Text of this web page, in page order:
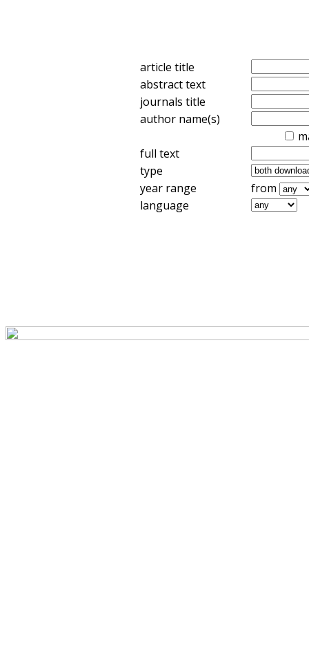
article title
abstract text
journals title
author name(s)
full text
type
year range
from
language